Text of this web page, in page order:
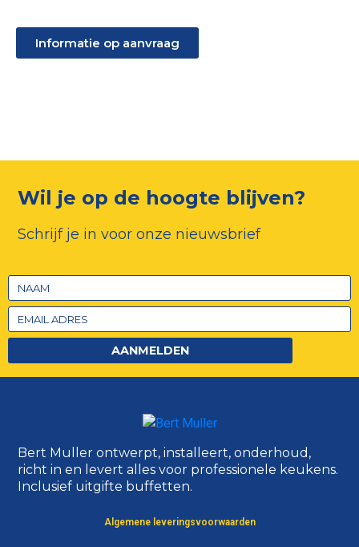
Informatie op aanvraag
Wil je op de hoogte blijven?
Schrijf je in voor onze nieuwsbrief
AANMELDEN
Bert Muller ontwerpt, installeert, onderhoud,
richt in en levert alles voor professionele keukens.
Inclusief uitgifte buffetten.
Algemene leveringsvoorwaarden